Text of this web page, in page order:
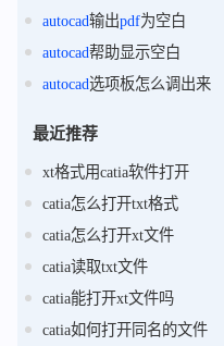
autocad输出pdf为空白
autocad帮助显示空白
autocad选项板怎么调出来
最近推荐
xt格式用catia软件打开
catia怎么打开txt格式
catia怎么打开xt文件
catia读取txt文件
catia能打开xt文件吗
catia如何打开同名的文件